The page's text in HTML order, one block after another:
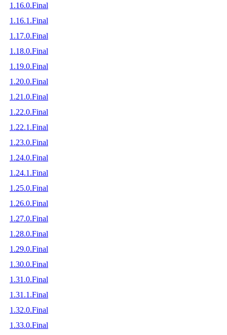
1.16.0.Final
1.16.1.Final
1.17.0.Final
1.18.0.Final
1.19.0.Final
1.20.0.Final
1.21.0.Final
1.22.0.Final
1.22.1.Final
1.23.0.Final
1.24.0.Final
1.24.1.Final
1.25.0.Final
1.26.0.Final
1.27.0.Final
1.28.0.Final
1.29.0.Final
1.30.0.Final
1.31.0.Final
1.31.1.Final
1.32.0.Final
1.33.0.Final